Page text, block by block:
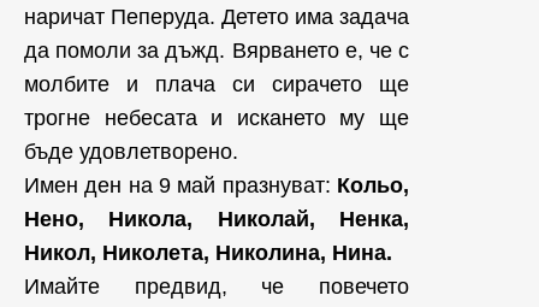
наричат Пеперуда. Детето има задача
да помоли за дъжд. Вярването е, че с
молбите и плача си сирачето ще
трогне небесата и искането му ще
бъде удовлетворено.
Имен ден на 9 май празнуват: Кольо,
Нено, Никола, Николай, Ненка,
Никол, Николета, Николина, Нина.
Имайте предвид, че повечето